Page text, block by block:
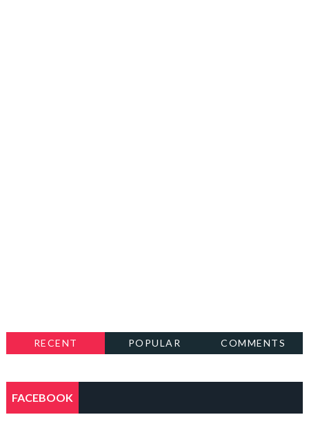
RECENT POPULAR COMMENTS
FACEBOOK